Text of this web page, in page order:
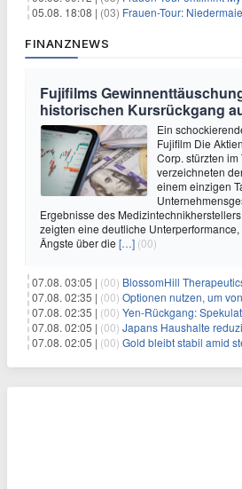
05.08. 18:08 | (03) Frauen-Tour: Niedermaier
FINANZNEWS
Fujifilms
historischen Kursrückgang
Ein
Fujifilm Die
Corp. stürzten
verzeichneten
einem einzigen
Ergebnisse des
zeigten eine deutliche
Ängste über die […] (00)
07.08. 03:05 | (00) BlossomHill Therapeutics betritt den Markt
07.08. 02:35 | (00) Optionen nutzen, um von der
07.08. 02:35 | (00) Yen-Rückgang: Spekulationen über
07.08. 02:05 | (00) Japans Haushalte reduzieren Ausgaben trotz
07.08. 02:05 | (00) Gold bleibt stabil amid steigender